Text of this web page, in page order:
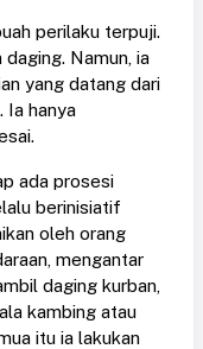
perilaku terpuji.
Namun, ia
yang datang dari
Ia hanya
ada prosesi
berinisiatif
oleh orang
mengantar
daging kurban,
kambing atau
itu ia lakukan